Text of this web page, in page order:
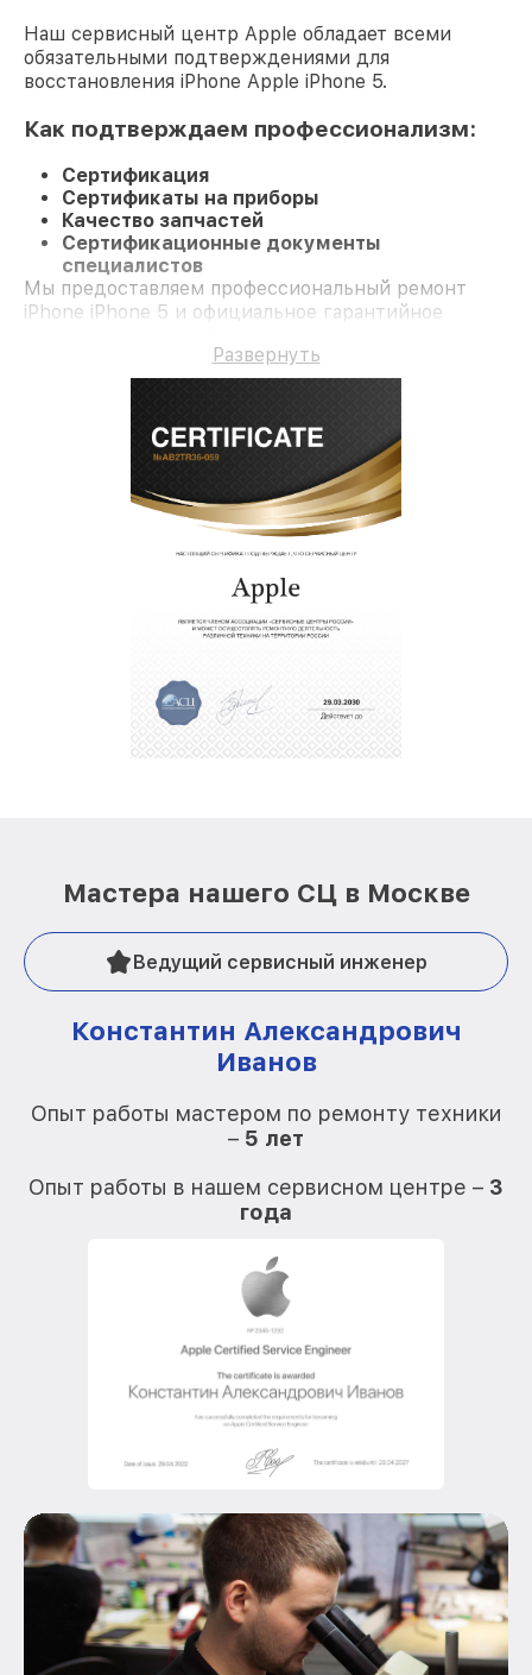
Наш сервисный центр Apple обладает всеми
обязательными подтверждениями для
восстановления iPhone Apple iPhone 5.
Как подтверждаем профессионализм:
Сертификация
Сертификаты на приборы
Качество запчастей
Сертификационные документы
специалистов
Мы предоставляем профессиональный ремонт
iPhone iPhone 5 и официальное гарантийное
Развернуть
Мастера нашего СЦ в Москве
Ведущий сервисный инженер
Константин Александрович
Иванов
Опыт работы мастером по ремонту техники
– 5 лет
Опыт работы в нашем сервисном центре – 3
года